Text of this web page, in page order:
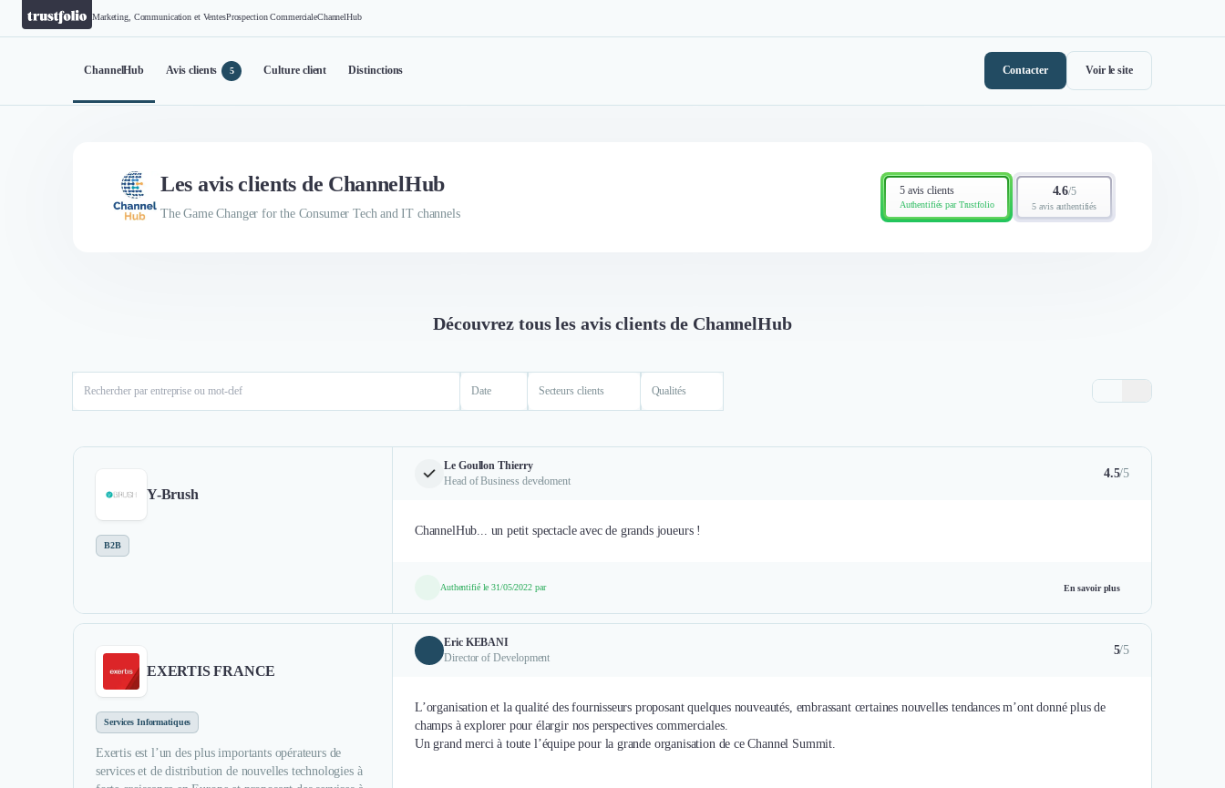
Marketing, Communication et VentesProspection CommercialeChannelHub
Contacter Voir le site
ChannelHub Avis clients 5 Culture client Distinctions
Les avis clients de ChannelHub
The Game Changer for the Consumer Tech and IT channels
5 avis clients
Authentifiés par Trustfolio
4.6/5
5 avis authentifiés
Découvrez tous les avis clients de ChannelHub
Date Secteurs clients Qualités
Y-Brush
B2B
Le Goullon Thierry
Head of Business develoment
4.5/5
ChannelHub... un petit spectacle avec de grands joueurs !
Authentifié le 31/05/2022 par En savoir plus
EXERTIS FRANCE
Services Informatiques
Exertis est l’un des plus importants opérateurs de
services et de distribution de nouvelles technologies à
Eric KEBANI
Director of Development
5/5
L’organisation et la qualité des fournisseurs proposant quelques nouveautés, embrassant certaines nouvelles tendances m’ont donné plus de
champs à explorer pour élargir nos perspectives commerciales.
Un grand merci à toute l’équipe pour la grande organisation de ce Channel Summit.